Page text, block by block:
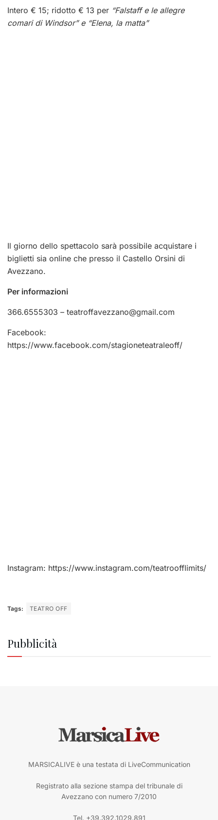
Intero € 15; ridotto € 13 per “Falstaff e le allegre
comari di Windsor” e “Elena, la matta”
Il giorno dello spettacolo sarà possibile acquistare i
biglietti sia online che presso il Castello Orsini di
Avezzano.
Per informazioni
366.6555303 – teatroffavezzano@gmail.com
Facebook:
https://www.facebook.com/stagioneteatraleoff/
Instagram: https://www.instagram.com/teatroofflimits/
Tags: TEATRO OFF
Pubblicità
MARSICALIVE è una testata di LiveCommunication
Registrato alla sezione stampa del tribunale di
Avezzano con numero 7/2010
Tel. +39.392.1029.891